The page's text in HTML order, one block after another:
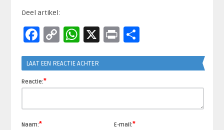
Deel artikel:
Facebook
CopyWhatsApp
X PrintDelen
LAAT EEN REACTIE ACHTER
Reactie:*
Naam:* E-mail:*